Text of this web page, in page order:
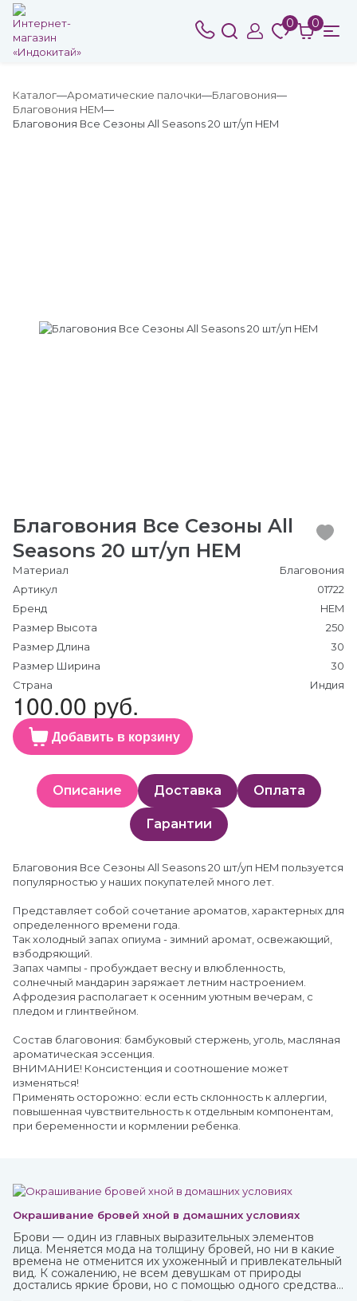
0 0
Каталог Ароматические палочки
Благовония
Благовония HEM
Благовония Все Сезоны All Seasons 20 шт/уп HEM
Благовония Все Сезоны All
Seasons 20 шт/уп HEM
Материал
Благовония
Артикул
01722
Бренд
HEM
Размер Высота
250
Размер Длина
30
Размер Ширина
30
Страна
Индия
100.00 руб.
Добавить в корзину
Описание Доставка Оплата
Гарантии
Благовония Все Сезоны All Seasons 20 шт/уп HEM пользуется
популярностью у наших покупателей много лет.
Представляет собой сочетание ароматов, характерных для
определенного времени года.
Так холодный запах опиума - зимний аромат, освежающий,
взбодряющий.
Запах чампы - пробуждает весну и влюбленность,
солнечный мандарин заряжает летним настроением.
Афродезия располагает к осенним уютным вечерам, с
пледом и глинтвейном.
Состав благовония: бамбуковый стержень, уголь, масляная
ароматическая эссенция.
ВНИМАНИЕ! Консистенция и соотношение может
изменяться!
Применять осторожно: если есть склонность к аллергии,
повышенная чувствительность к отдельным компонентам,
при беременности и кормлении ребенка.
Окрашивание бровей хной в домашних условиях
Брови — один из главных выразительных элементов
лица. Меняется мода на толщину бровей, но ни в какие
времена не отменится их ухоженный и привлекательный
вид. К сожалению, не всем девушкам от природы
достались яркие брови, но с помощью одного средства